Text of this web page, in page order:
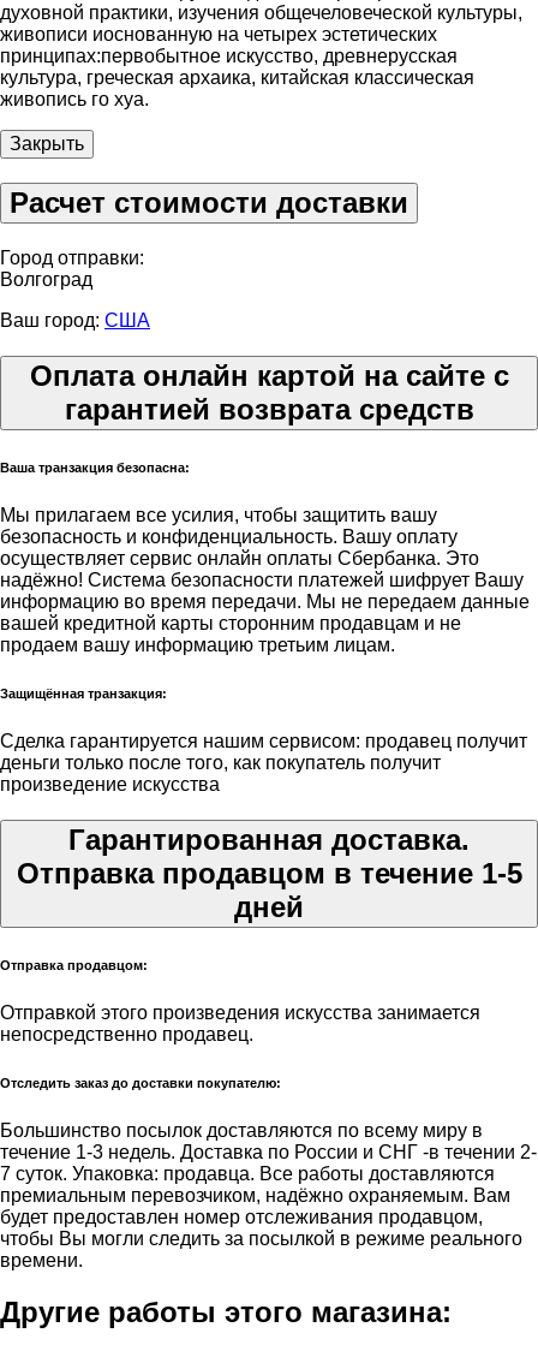
духовной практики, изучения общечеловеческой культуры,
живописи иоснованную на четырех эстетических
принципах:первобытное искусство, древнерусская
культура, греческая архаика, китайская классическая
живопись го хуа.
Закрыть
Расчет стоимости доставки
Город отправки:
Волгоград
Ваш город: США
Оплата онлайн картой на сайте с
гарантией возврата средств
Ваша транзакция безопасна:
Мы прилагаем все усилия, чтобы защитить вашу
безопасность и конфиденциальность. Вашу оплату
осуществляет сервис онлайн оплаты Сбербанка. Это
надёжно! Система безопасности платежей шифрует Вашу
информацию во время передачи. Мы не передаем данные
вашей кредитной карты сторонним продавцам и не
продаем вашу информацию третьим лицам.
Защищённая транзакция:
Сделка гарантируется нашим сервисом: продавец получит
деньги только после того, как покупатель получит
произведение искусства
Гарантированная доставка.
Отправка продавцом в течение 1-5
дней
Отправка продавцом:
Отправкой этого произведения искусства занимается
непосредственно продавец.
Отследить заказ до доставки покупателю:
Большинство посылок доставляются по всему миру в
течение 1-3 недель. Доставка по России и СНГ -в течении 2-
7 суток. Упаковка: продавца. Все работы доставляются
премиальным перевозчиком, надёжно охраняемым. Вам
будет предоставлен номер отслеживания продавцом,
чтобы Вы могли следить за посылкой в режиме реального
времени.
Другие работы этого магазина: